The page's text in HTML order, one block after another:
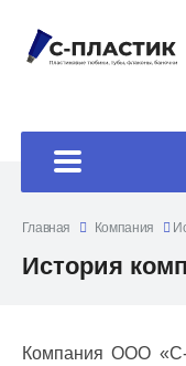
Главная Компания
История
Компания ООО «C-